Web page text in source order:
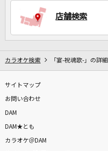
店舗検索
カラオケ検索 「宴-祝魂歌-」の詳細
サイトマップ
お問い合わせ
DAM
DAM★とも
カラオケ＠DAM